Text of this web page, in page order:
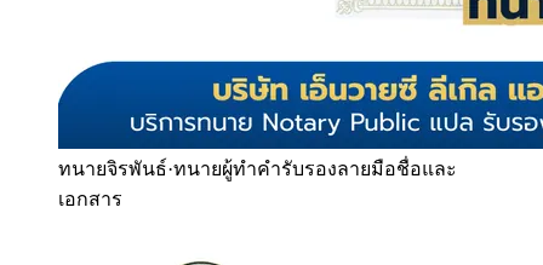
ทนายจิรพันธ์·ทนายผู้ทำคำรับรองลายมือชื่อและ
เอกสาร